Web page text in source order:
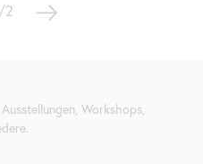
2
Workshops,